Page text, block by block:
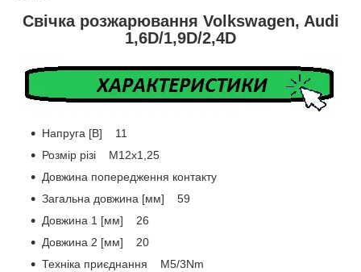
Свічка розжарювання Volkswagen, Audi
1,6D/1,9D/2,4D
Напруга [В] 11
Розмір різі M12x1,25
Довжина попередження контакту
Загальна довжина [мм] 59
Довжина 1 [мм] 26
Довжина 2 [мм] 20
Техніка приєднання M5/3Nm